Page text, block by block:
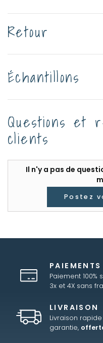
Retour
Échantillons
Questions et
clients
Il n'y a pas de
Postez
PAIEMENTS
Paiement 100%
3x et 4X sans
LIVRAISON
Livraison
garantie,